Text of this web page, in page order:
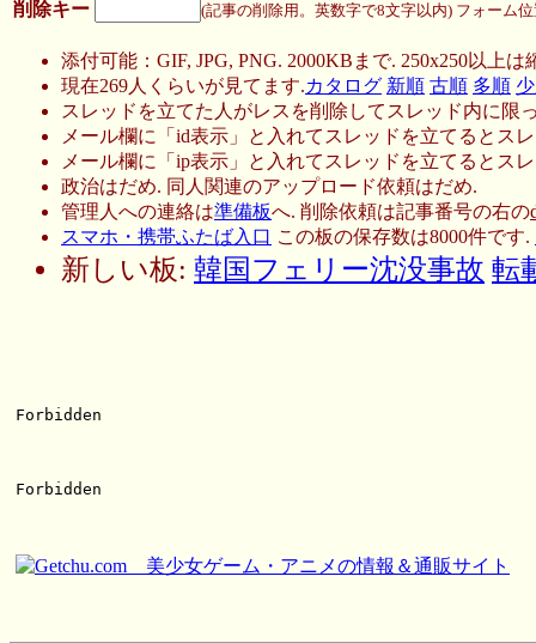
削除キー
(記事の削除用。英数字で8文字以内) フォーム
添付可能：GIF, JPG, PNG. 2000KBまで. 250x250以上は
現在269人くらいが見てます.カタログ 新順 古順 多順
スレッドを立てた人がレスを削除してスレッド内に限
メール欄に「id表示」と入れてスレッドを立てるとス
メール欄に「ip表示」と入れてスレッドを立てるとス
政治はだめ. 同人関連のアップロード依頼はだめ.
管理人への連絡は準備板へ. 削除依頼は記事番号の右の
スマホ・携帯ふたば入口 この板の保存数は8000件です.
新しい板: 韓国フェリー沈没事故 転